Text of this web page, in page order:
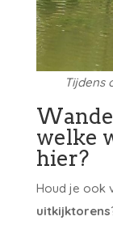
Tijdens
welke
hier?
Houd je ook
uitkijktorens